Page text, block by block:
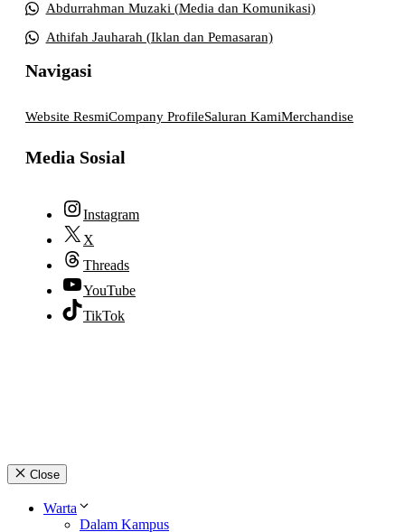
Abdurrahman Muzaki (Media dan Komunikasi)
Athifah Jauharah (Iklan dan Pemasaran)
Navigasi
Website ResmiCompany ProfileSaluran KamiMerchandise
Media Sosial
Instagram
X
Threads
YouTube
TikTok
Close
Warta
Dalam Kampus